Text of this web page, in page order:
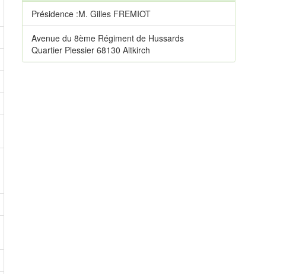
Présidence :M. Gilles FREMIOT
Avenue du 8ème Régiment de Hussards
Quartier Plessier 68130 Altkirch